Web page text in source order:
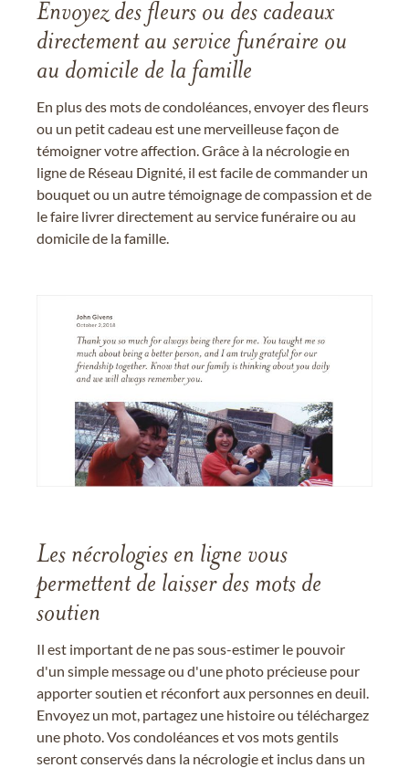
Envoyez des fleurs ou des cadeaux
directement au service funéraire ou
au domicile de la famille
En plus des mots de condoléances, envoyer des fleurs
ou un petit cadeau est une merveilleuse façon de
témoigner votre affection. Grâce à la nécrologie en
ligne de Réseau Dignité, il est facile de commander un
bouquet ou un autre témoignage de compassion et de
le faire livrer directement au service funéraire ou au
domicile de la famille.
Les nécrologies en ligne vous
permettent de laisser des mots de
soutien
Il est important de ne pas sous-estimer le pouvoir
d'un simple message ou d'une photo précieuse pour
apporter soutien et réconfort aux personnes en deuil.
Envoyez un mot, partagez une histoire ou téléchargez
une photo. Vos condoléances et vos mots gentils
seront conservés dans la nécrologie et inclus dans un